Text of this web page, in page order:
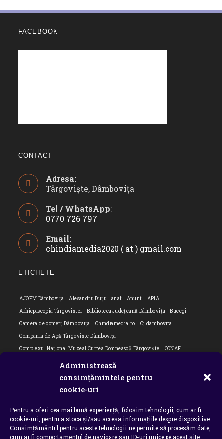
Administrează
consimțămintele pentru
cookie-uri
Pentru a oferi cea mai bună experiență, folosim tehnologii, cum ar fi
cookie-uri, pentru a stoca și/sau accesa informațiile despre dispozitive.
Consimțământul pentru aceste tehnologii ne permite să procesăm date,
cum ar fi comportamentul de navigare sau ID-uri unice pe acest site.
FACEBOOK
CONTACT
Adresa:
Târgoviște, Dâmbovița
Tel / WhatsApp:
0770 726 797
in
your
Email:
chindiamedia2020 ( at ) gmail.com
ETICHETE
AJOFM Dâmbovița Alesandru Duțu anaf Anunt
APIA
Arhiepiscopia Târgoviștei
Biblioteca Județeană Dâmbovița
Bucegi
Camera de comerț Dâmbovița
Chindiamedia.ro
Cj dambovita
Compania de Apă Târgoviște Dâmbovița
Complexul Național Muzeal Curtea Domnească Târgoviște
CONAF
Flori Bungete
intreruperi energie electrica
ipj dambovita
MApN
Ministerul Educației ministerul sanatatii
Nu-ți uita istoria
Oana Filip
Prefectura dambovita Primaria Dragodana
Primaria Lucieni
primaria Răzvad
Primaria Ulmi primăria Târgoviște PSD Dambovita